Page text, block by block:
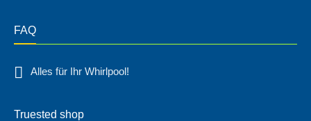
FAQ
Alles für Ihr Whirlpool!
Truested shop